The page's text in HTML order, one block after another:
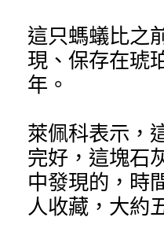
這只螞蟻比之
現、保存在琥
年。
萊佩科表示，
完好，這塊石
中發現的，時
人收藏，大約